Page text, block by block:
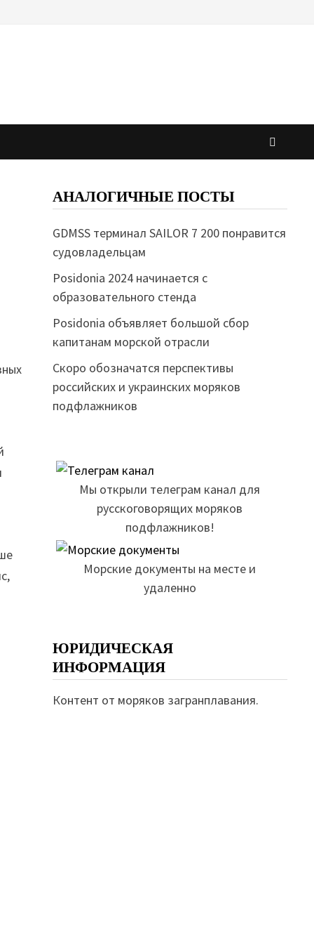
АНАЛОГИЧНЫЕ ПОСТЫ
GDMSS терминал SAILOR 7 200 понравится
судовладельцам
Posidonia 2024 начинается с
образовательного стенда
Posidonia объявляет большой сбор
капитанам морской отрасли
Скоро обозначатся перспективы
российских и украинских моряков
подфлажников
Мы открыли телеграм канал для
русскоговорящих моряков
подфлажников!
Морские документы на месте и
удаленно
ЮРИДИЧЕСКАЯ
ИНФОРМАЦИЯ
Контент от моряков загранплавания.